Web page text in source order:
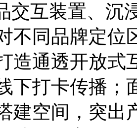
交互装置、沉
不同品牌定位
造通透开放式
下打卡传播；
建空间，突出